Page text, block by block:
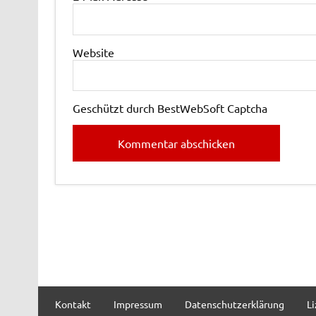
Website
Geschützt durch BestWebSoft Captcha
Kontakt Impressum Datenschutzerklärung